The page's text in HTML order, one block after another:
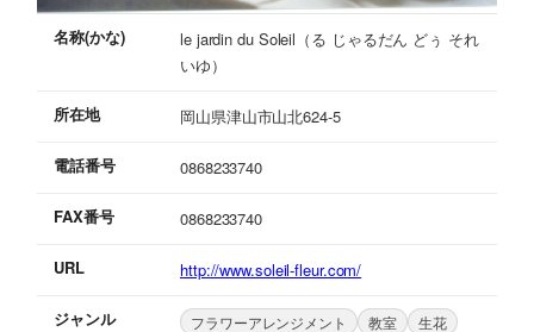
名称(かな)
le jardin du Soleil（る じゃるだん どぅ それ
いゆ）
所在地 岡山県津山市山北624-5
電話番号 0868233740
FAX番号 0868233740
URL http://www.soleil-fleur.com/
ジャンル フラワーアレンジメント 教室
生花